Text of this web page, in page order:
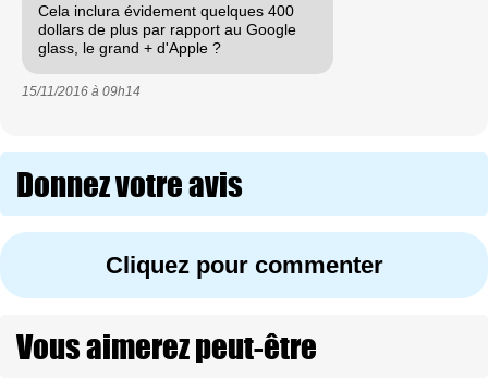
Cela inclura évidement quelques 400
dollars de plus par rapport au Google
glass, le grand + d'Apple ?
15/11/2016 à 09h14
Donnez votre avis
Cliquez pour commenter
Vous aimerez peut-être